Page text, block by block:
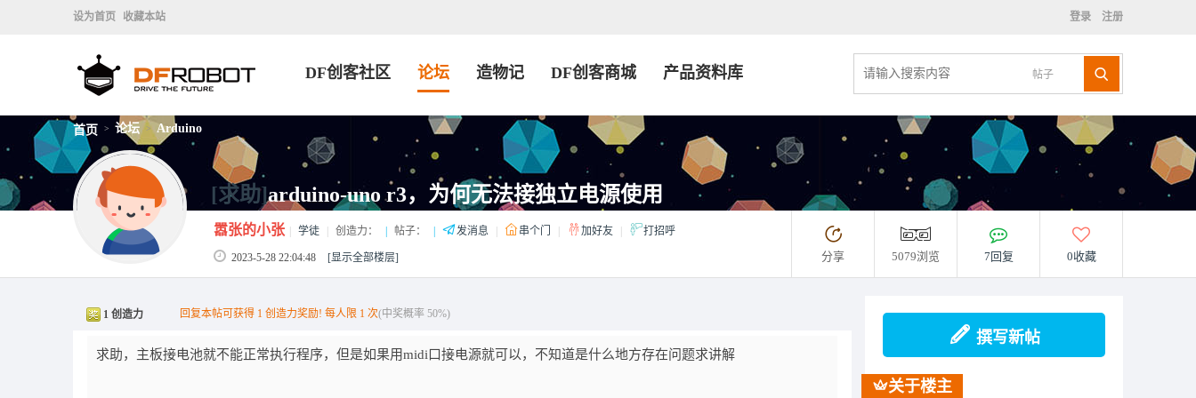
设为首页 收藏本站 登录 注册
帖子
DF创客社区 论坛 造物记 DF创客商城 产品资料库
首页 > 论坛 > Arduino
[求助]arduino-uno r3，为何无法接独立电源使用
嚣张的小张 学徒 创造力： 帖子： 发消息 串个门 加好友 打招呼
2023-5-28 22:04:48 [显示全部楼层] 分享 5079浏览 7回复 0收藏
1 创造力 回复本帖可获得 1 创造力奖励! 每人限 1 次(中奖概率 50%)
求助，主板接电池就不能正常执行程序，但是如果用midi口接电源就可以，不知道是什么地方存在问题求讲解
撰写新帖
关于楼主